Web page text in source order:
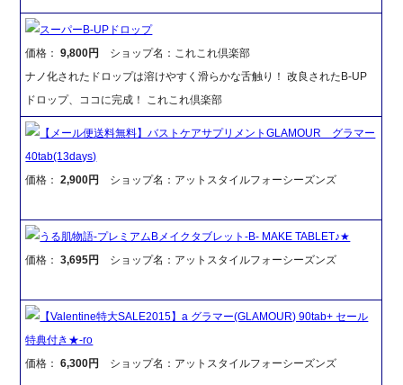
スーパーB-UPドロップ
価格：9,800円
ショップ名：これこれ倶楽部
ナノ化されたドロップは溶けやすく滑らかな舌触り！ 改良されたB-UP
ドロップ、ココに完成！ これこれ倶楽部
【メール便送料無料】バストケアサプリメントGLAMOUR グラマー
40tab(13days)
価格：2,900円 ショップ名：アットスタイルフォーシーズンズ
うる肌物語-プレミアムBメイクタブレット-B- MAKE TABLET♪★
価格：3,695円 ショップ名：アットスタイルフォーシーズンズ
【Valentine特大SALE2015】a グラマー(GLAMOUR) 90tab+ セール
特典付き★-ro
価格：6,300円 ショップ名：アットスタイルフォーシーズンズ